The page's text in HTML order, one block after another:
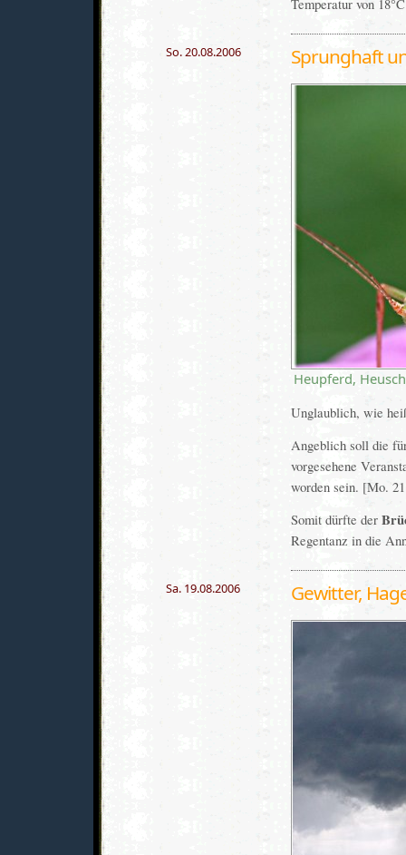
Temperatur von
So. 20.08.2006 Sprunghaft
Heupferd,
Unglaublich, wie
Angeblich soll die
vorgesehene
worden sein. [Mo.
Somit dürfte der
Regentanz in die
Sa. 19.08.2006 Gewitter,